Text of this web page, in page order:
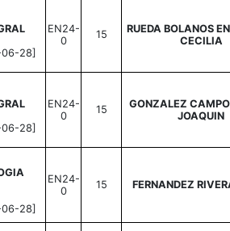
28]
EN24-
0
15
RUEDA BOLANOS
CECILIA
28]
EN24-
0
15
GONZALEZ
JOAQUIN
28]
EN24-
0
15 FERNANDEZ